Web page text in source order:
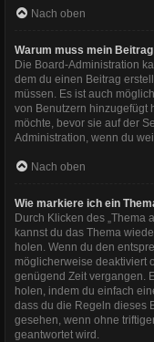
Nach oben
Warum muss mein
Die Board-Administration
dem du einen Beitrag
müssen. Es ist auch
von Benutzern hinzugefügt
möchte, bevor sie auf der
Administration, wenn du
Nach oben
Wie markiere ich ein
Durch Klicken des „Thema
kannst du das Thema
holen. Wenn du den
möglicherweise deaktiviert
genügend Zeit vergangen.
holen, indem du einfach
dass du die Regeln dieses
gesehen, wenn ohne
geantwortet wird.